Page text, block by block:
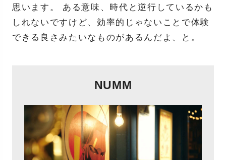
思います。 ある意味、時代と逆行しているかも
しれないですけど、効率的じゃないことで体験
できる良さみたいなものがあるんだよ、と。
NUMM